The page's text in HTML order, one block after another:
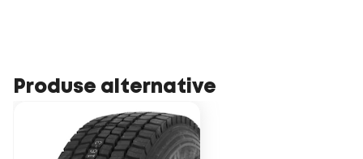
Produse alternative